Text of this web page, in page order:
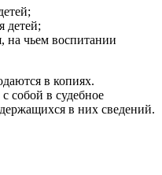
детей;
на чьем воспитании
в копиях.
собой в судебное
в них сведений.